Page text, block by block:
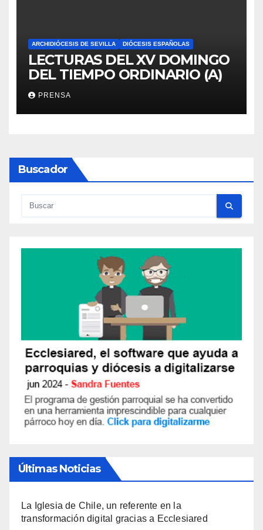
ARCHIDIÓCESIS DE SEVILLA DIÓCESIS ESPAÑOLAS
LECTURAS DEL XV DOMINGO
DEL TIEMPO ORDINARIO (A)
PRENSA
Buscador
Últimas Noticias
La Iglesia de Chile, un referente en la
transformación digital gracias a Ecclesiared